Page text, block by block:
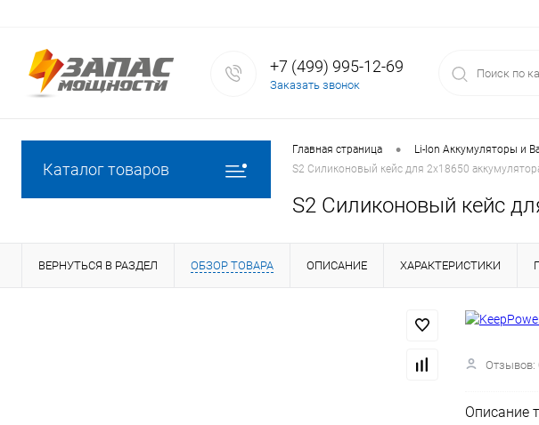
+7 (499) 995-12-69
Заказать звонок
Каталог товаров
Главная страница • Li-Ion Аккумуляторы и
S2 Силиконовый кейс для 2х18650
S2 Силиконовый кейс
ВЕРНУТЬСЯ В РАЗДЕЛ ОБЗОР ТОВАРА ОПИСАНИЕ ХАРАКТЕРИСТИКИ
Отзывов:
Описание